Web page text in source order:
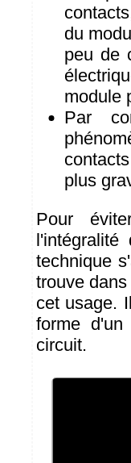
du
peu de
module
Par
plus
Pour
technique
trouve
cet usage.
forme
circuit.